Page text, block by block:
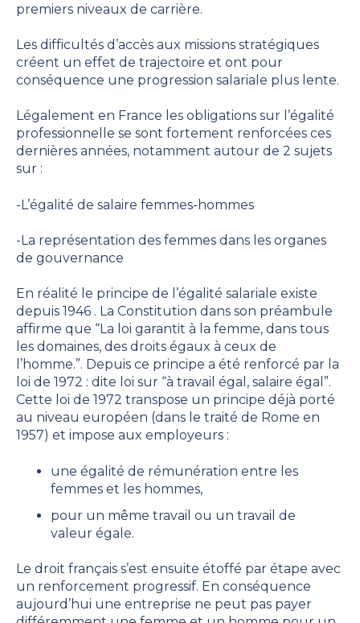
premiers niveaux de carrière.
Les difficultés d’accès aux missions stratégiques
créent un effet de trajectoire et ont pour
conséquence une progression salariale plus lente.
Légalement en France les obligations sur l’égalité
professionnelle se sont fortement renforcées ces
dernières années, notamment autour de 2 sujets
sur :
-L’égalité de salaire femmes-hommes
-La représentation des femmes dans les organes
de gouvernance
En réalité le principe de l’égalité salariale existe
depuis 1946 . La Constitution dans son préambule
affirme que “La loi garantit à la femme, dans tous
les domaines, des droits égaux à ceux de
l’homme.”. Depuis ce principe a été renforcé par la
loi de 1972 : dite loi sur “à travail égal, salaire égal”.
Cette loi de 1972 transpose un principe déjà porté
au niveau européen (dans le traité de Rome en
1957) et impose aux employeurs :
une égalité de rémunération entre les
femmes et les hommes,
pour un même travail ou un travail de
valeur égale.
Le droit français s’est ensuite étoffé par étape avec
un renforcement progressif. En conséquence
aujourd’hui une entreprise ne peut pas payer